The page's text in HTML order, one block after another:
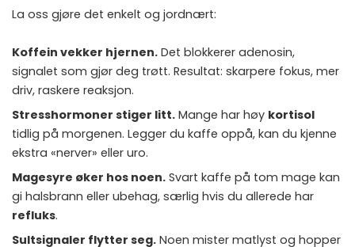
La oss gjøre det enkelt og jordnært:
Koffein vekker hjernen. Det blokkerer adenosin,
signalet som gjør deg trøtt. Resultat: skarpere fokus, mer
driv, raskere reaksjon.
Stresshormoner stiger litt. Mange har høy kortisol
tidlig på morgenen. Legger du kaffe oppå, kan du kjenne
ekstra «nerver» eller uro.
Magesyre øker hos noen. Svart kaffe på tom mage kan
gi halsbrann eller ubehag, særlig hvis du allerede har
refluks.
Sultsignaler flytter seg. Noen mister matlyst og hopper